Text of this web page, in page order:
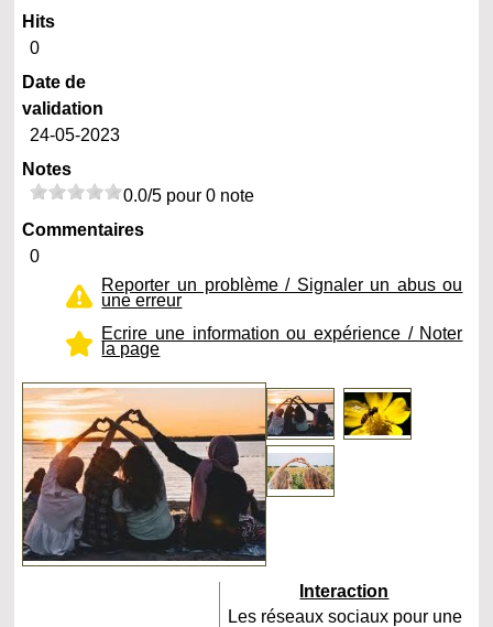
Hits
0
Date de
validation
24-05-2023
Notes
0.0/5 pour 0 note
Commentaires
0
Reporter un problème / Signaler un abus ou
une erreur
Ecrire une information ou expérience / Noter
la page
Interaction
Les réseaux sociaux pour une